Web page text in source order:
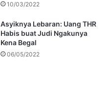
10/03/2022
Asyiknya Lebaran: Uang THR
Habis buat Judi Ngakunya
Kena Begal
06/05/2022